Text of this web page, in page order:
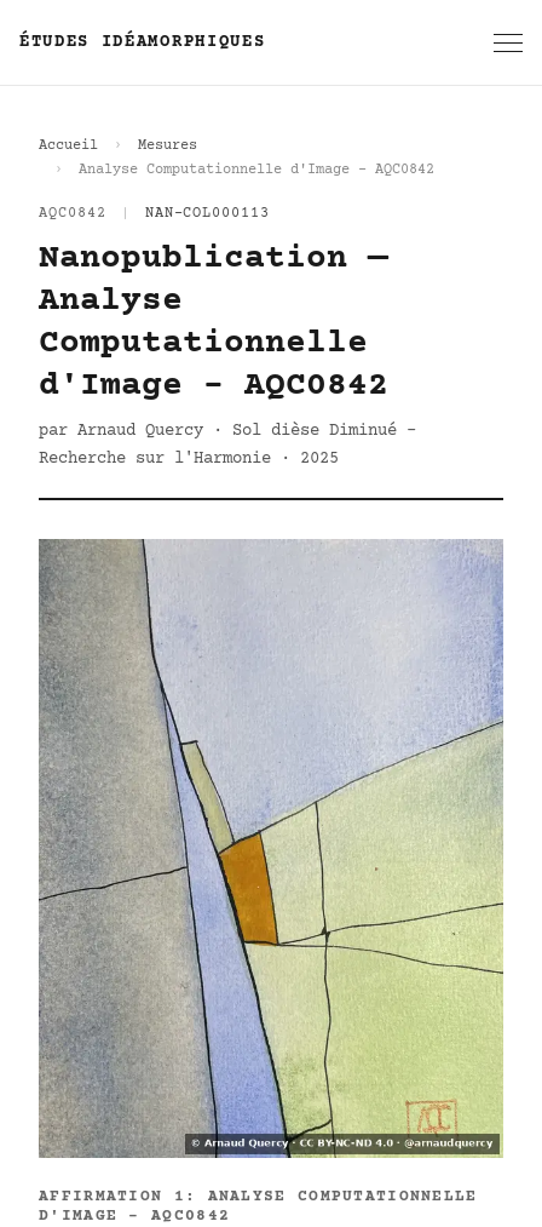
ÉTUDES IDÉAMORPHIQUES
Accueil
Mesures
Analyse Computationnelle d'Image - AQC0842
AQC0842 NAN-COL000113
Nanopublication —
Analyse
Computationnelle
d'Image - AQC0842
par Arnaud Quercy · Sol dièse Diminué -
Recherche sur l'Harmonie · 2025
AFFIRMATION 1: ANALYSE COMPUTATIONNELLE
D'IMAGE - AQC0842